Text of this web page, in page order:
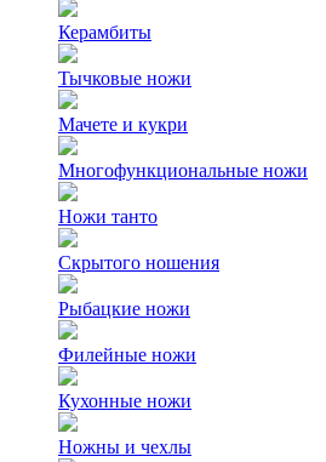
Керамбиты
Тычковые ножи
Мачете и кукри
Многофункциональные ножи
Ножи танто
Скрытого ношения
Рыбацкие ножи
Филейные ножи
Кухонные ножи
Ножны и чехлы